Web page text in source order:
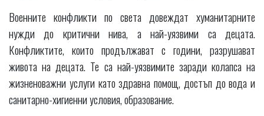
Военните конфликти по света довеждат хуманитарните
нужди до критични нива, а най-уязвими са децата.
Конфликтите, които продължават с години, разрушават
живота на децата. Те са най-уязвимите заради колапса на
жизненоважни услуги като здравна помощ, достъп до вода и
санитарно-хигиенни условия, образование.